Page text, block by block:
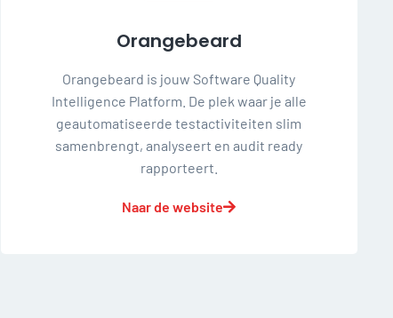
Orangebeard
Orangebeard is jouw Software Quality
Intelligence Platform. De plek waar je alle
geautomatiseerde testactiviteiten slim
samenbrengt, analyseert en audit ready
rapporteert.
Naar de website